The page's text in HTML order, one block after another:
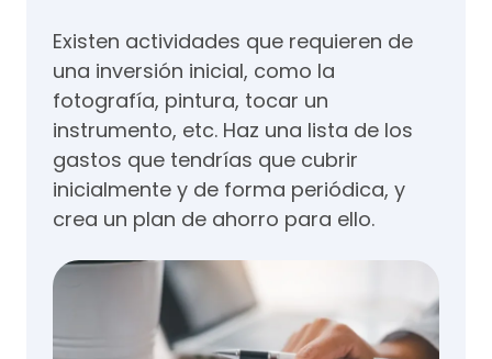
Existen actividades que requieren de
una inversión inicial, como la
fotografía, pintura, tocar un
instrumento, etc. Haz una lista de los
gastos que tendrías que cubrir
inicialmente y de forma periódica, y
crea un plan de ahorro para ello.